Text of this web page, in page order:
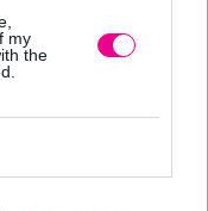
my
the
PPD και η
1,5 για όλα τα
ξανθιστικά